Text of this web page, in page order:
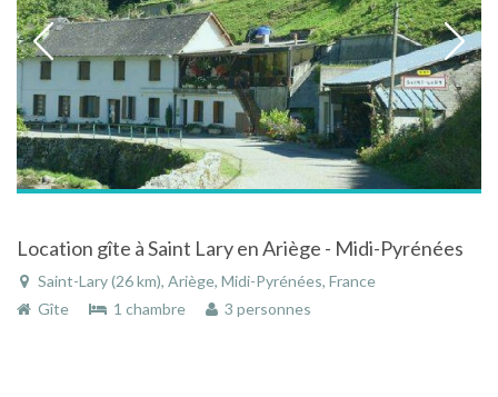
Location gîte à Saint Lary en Ariège - Midi-Pyrénées
Saint-Lary (26 km), Ariège, Midi-Pyrénées, France
Gîte
1 chambre 3 personnes